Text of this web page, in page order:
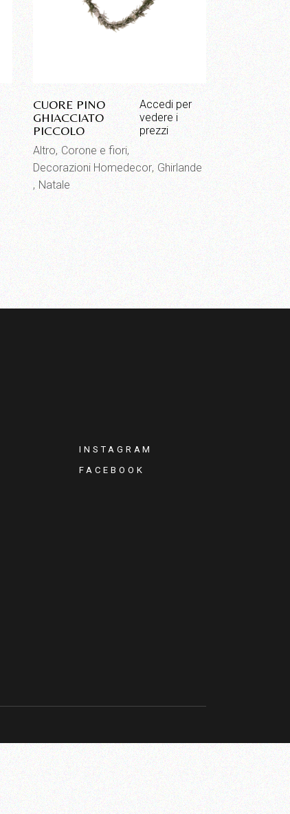
CUORE PINO
GHIACCIATO
PICCOLO
Accedi per
vedere i
prezzi
Altro Corone e fiori
Decorazioni Homedecor Ghirlande
Natale
INSTAGRAM
FACEBOOK